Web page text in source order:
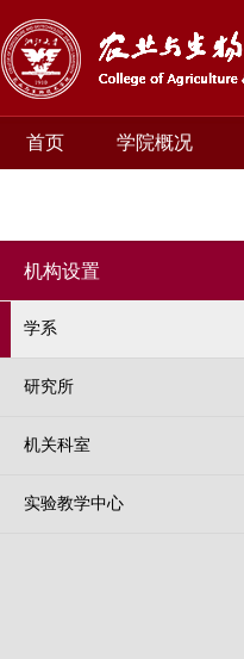
首页 学院概况
机构设置
学系
研究所
机关科室
实验教学中心